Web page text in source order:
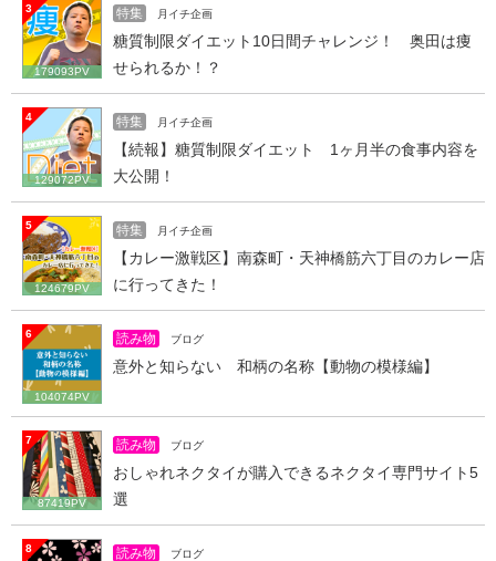
3
179093PV
特集 月イチ企画
糖質制限ダイエット10日間チャレンジ！ 奥田は痩
せられるか！？
4
129072PV
特集 月イチ企画
【続報】糖質制限ダイエット 1ヶ月半の食事内容を
大公開！
5
124679PV
特集 月イチ企画
【カレー激戦区】南森町・天神橋筋六丁目のカレー店
に行ってきた！
6
104074PV
読み物 ブログ
意外と知らない 和柄の名称【動物の模様編】
7
87419PV
読み物 ブログ
おしゃれネクタイが購入できるネクタイ専門サイト5
選
8 読み物 ブログ